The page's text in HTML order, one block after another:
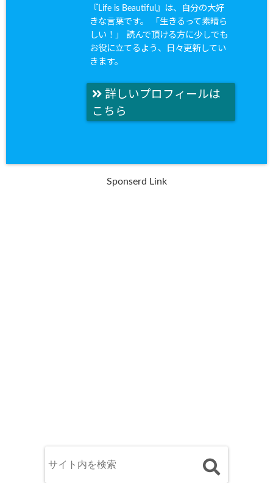
『Life is Beautiful』は、自分の大好
きな言葉です。 「生きるって素晴ら
しい！」 読んで頂ける方に少しでも
お役に立てるよう、日々更新してい
きます。
詳しいプロフィールは
こちら
Sponserd Link